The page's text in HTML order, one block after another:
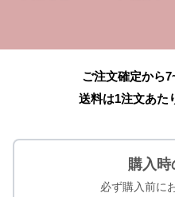
ご注文確定から
送料は1注文あた
購入時
必ず購入前に